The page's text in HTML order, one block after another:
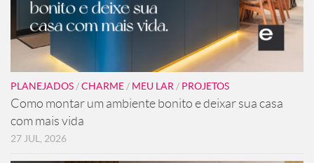
PLANEJADOS /CHARME / MEU LAR / PROJETOS
Como montar um ambiente bonito e deixar sua casa
com mais vida
27 JUL, 2026